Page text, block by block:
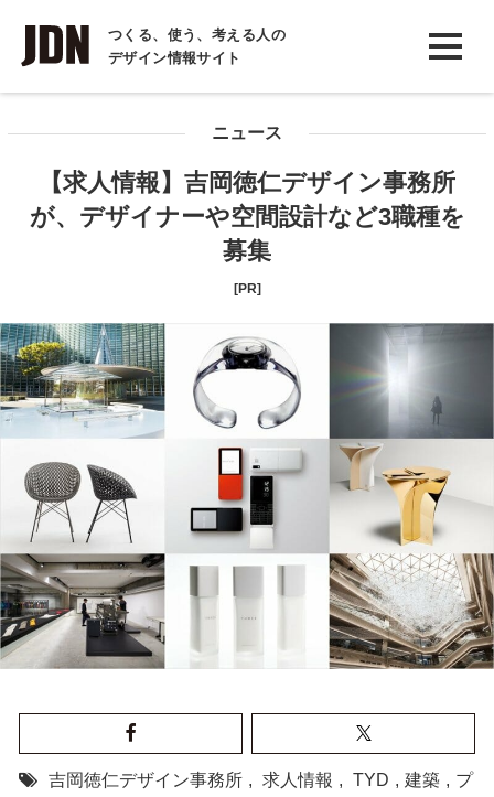
つくる、使う、考える人の
デザイン情報サイト
INTERVIEW
インタビュー
COLUMN
ニュース
【求人情報】吉岡徳仁デザイン事務所
が、デザイナーや空間設計など3職種を
募集
[PR]
吉岡徳仁デザイン事務所 , 求人情報 , TYD , 建築 , プ